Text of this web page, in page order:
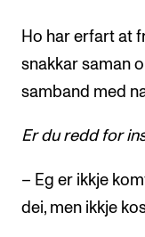
Ho har erfart at
snakkar saman
samband med
Er du redd for
– Eg er ikkje
dei, men ikkje